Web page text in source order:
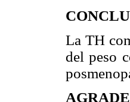
La TH
del peso